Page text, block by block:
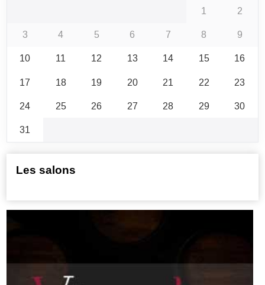
1
2
3
4 5 6 7 8
9
10
11 12 13 14 15
16
17
18 19 20 21 22
23
24
25 26 27 28 29
30
31
Les salons